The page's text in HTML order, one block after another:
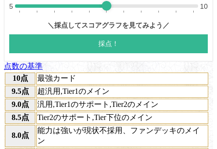
点数の基準
10点
最強カード
9.5点
超汎用,Tier1のメイン
9.0点
汎用,Tier1のサポート,Tier2のメイン
8.5点
Tier2のサポート,Tier下位のメイン
8.0点
能力は強いが現状不採用、ファンデッキのメイ
ン